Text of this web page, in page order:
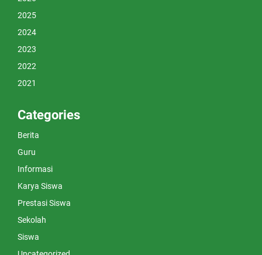
2025
2024
2023
2022
2021
Categories
Berita
Guru
Informasi
Karya Siswa
Prestasi Siswa
Sekolah
Siswa